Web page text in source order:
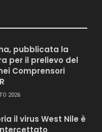
pubblicata la
per il prelievo del
Comprensori
2026
il virus West Nile è